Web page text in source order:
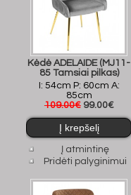
Kėdė ADELAIDE (MJ11-
85 Tamsiai pilkas)
I: 54cm P: 60cm A:
85cm
109.00€ 99.00€
Į atmintinę
Pridėti palyginimui